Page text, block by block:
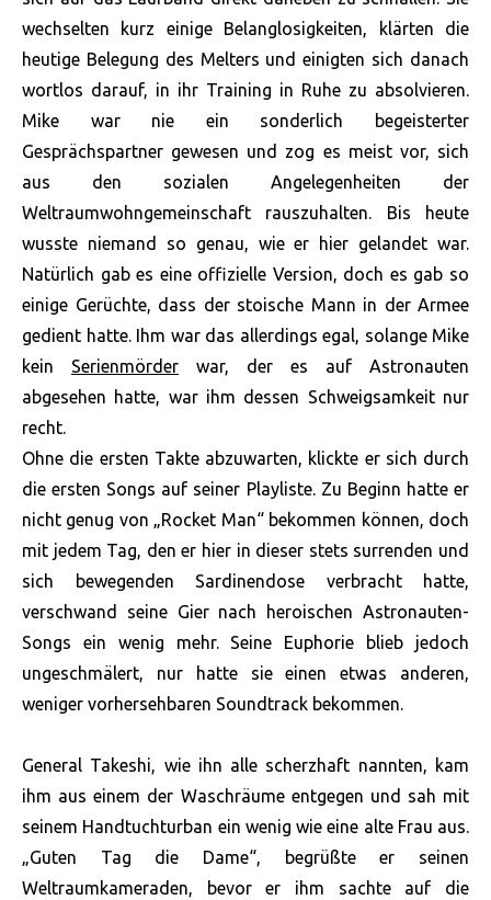
wechselten kurz einige Belanglosigkeiten, klärten die
heutige Belegung des Melters und einigten sich danach
wortlos darauf, in ihr Training in Ruhe zu absolvieren.
Mike war nie ein sonderlich begeisterter
Gesprächspartner gewesen und zog es meist vor, sich
aus den sozialen Angelegenheiten der
Weltraumwohngemeinschaft rauszuhalten. Bis heute
wusste niemand so genau, wie er hier gelandet war.
Natürlich gab es eine offizielle Version, doch es gab so
einige Gerüchte, dass der stoische Mann in der Armee
gedient hatte. Ihm war das allerdings egal, solange Mike
kein Serienmörder war, der es auf Astronauten
abgesehen hatte, war ihm dessen Schweigsamkeit nur
recht.
Ohne die ersten Takte abzuwarten, klickte er sich durch
die ersten Songs auf seiner Playliste. Zu Beginn hatte er
nicht genug von „Rocket Man“ bekommen können, doch
mit jedem Tag, den er hier in dieser stets surrenden und
sich bewegenden Sardinendose verbracht hatte,
verschwand seine Gier nach heroischen Astronauten-
Songs ein wenig mehr. Seine Euphorie blieb jedoch
ungeschmälert, nur hatte sie einen etwas anderen,
weniger vorhersehbaren Soundtrack bekommen.
General Takeshi, wie ihn alle scherzhaft nannten, kam
ihm aus einem der Waschräume entgegen und sah mit
seinem Handtuchturban ein wenig wie eine alte Frau aus.
„Guten Tag die Dame“, begrüßte er seinen
Weltraumkameraden, bevor er ihm sachte auf die